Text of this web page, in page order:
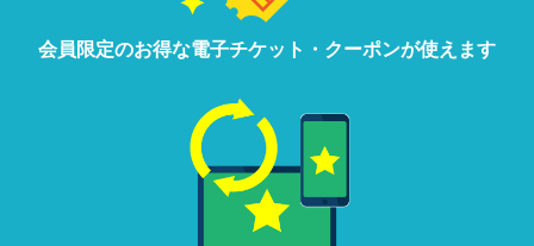
会員限定のお得な電子チケット・クーポンが使えます